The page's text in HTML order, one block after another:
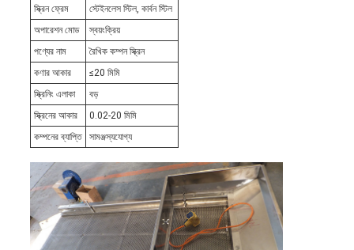
স্ক্রিন ফ্রেম
স্টেইনলেস স্টিল, কার্বন স্টিল
অপারেশন মোড
স্বয়ংক্রিয়
পণ্যের নাম
রৈখিক কম্পন স্ক্রিন
কণার আকার
≤20 মিমি
স্ক্রিনিং এলাকা
বড়
স্ক্রিনের আকার
0.02-20 মিমি
কম্পনের ব্যাপ্তি
সামঞ্জস্যযোগ্য